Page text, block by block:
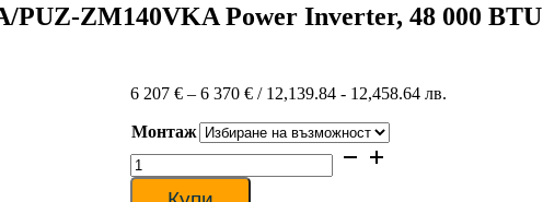
ZM140VKA Power Inverter, 48 000 BTU
6 207 € – 6 370 €Price
6
207 €
/ 12,139.84 - 12,458.64 лв.
Монтаж
количество
за
Колонен